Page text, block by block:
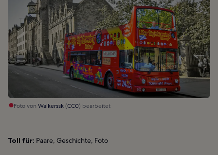
Foto von Walkerssk(CC0) bearbeitet
Toll für: Paare, Geschichte, Foto